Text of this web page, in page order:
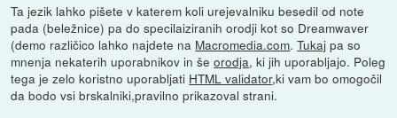
Ta jezik lahko pišete v katerem koli urejevalniku besedil od note
pada (beležnice) pa do specilaiziranih orodji kot so Dreamwaver
(demo različico lahko najdete na Macromedia.com.Tukaj pa so
mnenja nekaterih uporabnikov in šeorodja, ki jih uporabljajo. Poleg
tega je zelo koristno uporabljati HTML validator,ki vam bo omogočil
da bodo vsi brskalniki,pravilno prikazoval strani.